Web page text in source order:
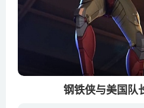
钢铁侠与美国队